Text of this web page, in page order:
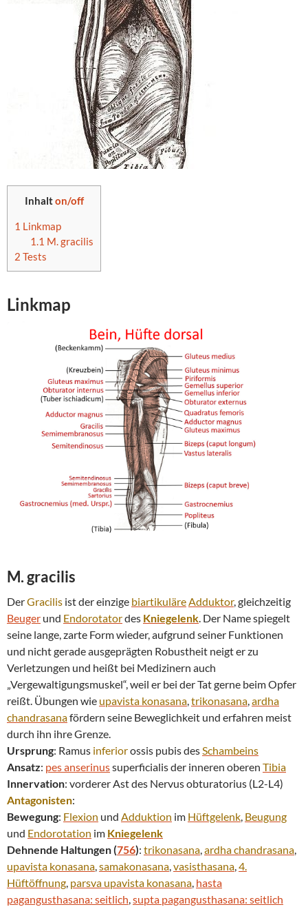
Inhalton/off
1 Linkmap
1.1 M. gracilis
2 Tests
Linkmap
M. gracilis
DerGracilis ist der einzige biartikuläreAdduktor, gleichzeitig
Beuger und Endorotatordes Kniegelenk. Der Name spiegelt
seine lange, zarte Form wieder, aufgrund seiner Funktionen
und nicht gerade ausgeprägten Robustheit neigt er zu
Verletzungen und heißt bei Medizinern auch
„Vergewaltigungsmuskel“, weil er bei der Tat gerne beim Opfer
reißt. Übungen wie upavista konasana,trikonasana,ardha
chandrasanafördern seine Beweglichkeit und erfahren meist
durch ihn ihre Grenze.
Ursprung: Ramus inferiorossis pubis desSchambeins
Ansatz: pes anserinussuperficialis der inneren oberen Tibia
Innervation: vorderer Ast des Nervus obturatorius (L2-L4)
Antagonisten:
Bewegung: Flexion und Adduktion im Hüftgelenk, Beugung
und Endorotation im Kniegelenk
Dehnende Haltungen (756): trikonasana,ardha chandrasana,
upavista konasana,samakonasana,vasisthasana,4.
Hüftöffnung, parsva upavista konasana, hasta
pagangusthasana: seitlich,supta pagangusthasana: seitlich